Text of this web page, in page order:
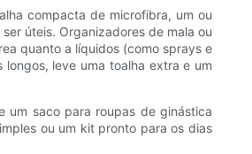
compacta de microfibra, um ou
úteis. Organizadores de mala ou
quanto a líquidos (como sprays e
leve uma toalha extra e um
um saco para roupas de ginástica
ou um kit pronto para os dias